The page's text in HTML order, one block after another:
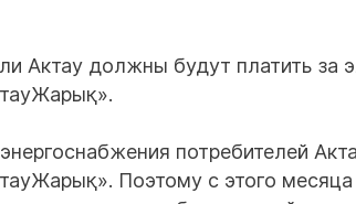
Актау должны будут платить за
потребителей
Поэтому с этого